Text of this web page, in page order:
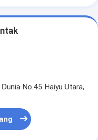
No.45 Haiyu Utara,